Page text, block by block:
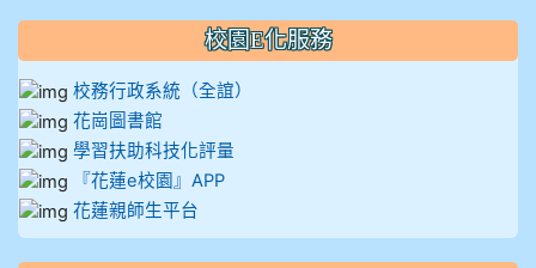
校園E化服務
校務行政系統（全誼）
花崗圖書館
學習扶助科技化評量
『花蓮e校園』APP
花蓮親師生平台